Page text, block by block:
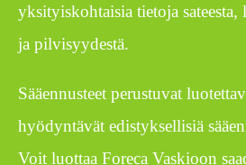
yksityiskohtaisia tietoja sateesta,
ja pilvisyydestä.
Sääennusteet perustuvat
hyödyntävät edistyksellisiä
Voit luottaa Foreca Vaskioon